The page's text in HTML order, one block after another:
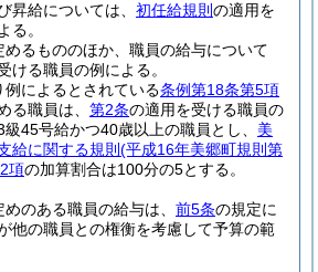
昇給については、 初任給規則 の適用を
る。
めるもののほか、職員の給与について
ける職員の例による。
例によるとされている条例第18条第5項
る職員は、 第2条の適用を受ける職員の
45号給かつ40歳以上の職員とし、 美
給に関する規則 (平成16年美郷町規則第
項の加算割合は100分の5とする。
のある職員の給与は、 前5条の規定に
他の職員との権衡を考慮して予算の範